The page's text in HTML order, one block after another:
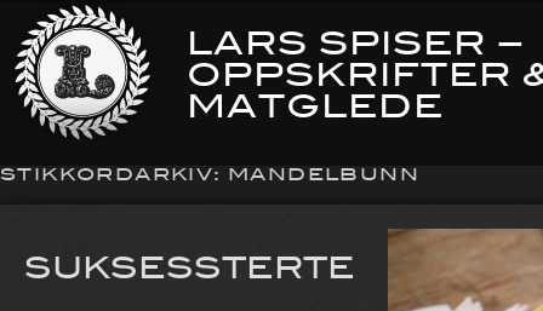
LARS SPISER –
OPPSKRIFTER
MATGLEDE
STIKKORDARKIV: MANDELBUNN
SUKSESSTERTE